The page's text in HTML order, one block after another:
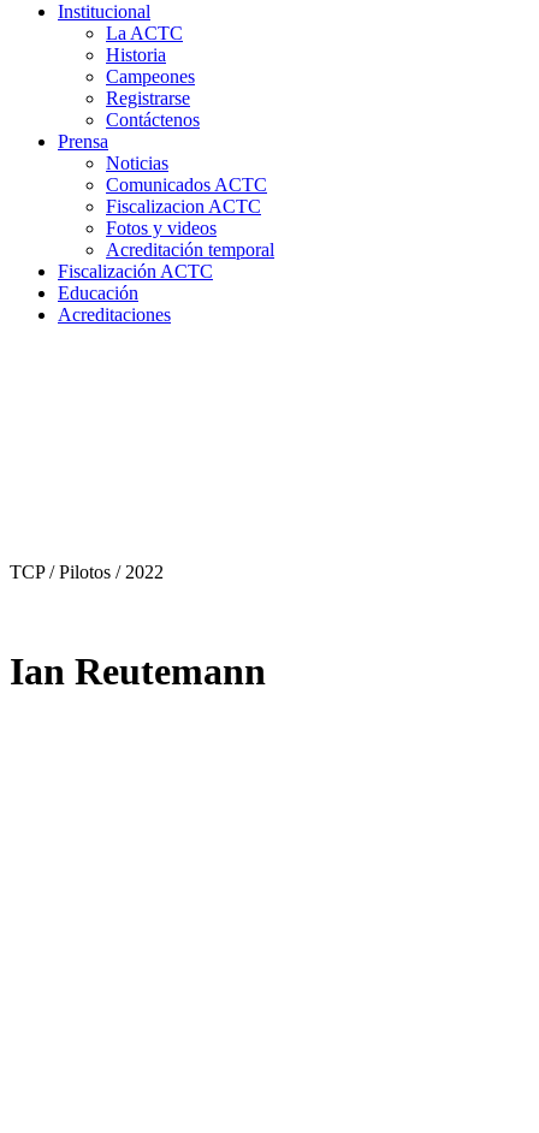
Institucional
La ACTC
Historia
Campeones
Registrarse
Contáctenos
Prensa
Noticias
Comunicados ACTC
Fiscalizacion ACTC
Fotos y videos
Acreditación temporal
Fiscalización ACTC
Educación
Acreditaciones
TCP / Pilotos / 2022
Ian Reutemann